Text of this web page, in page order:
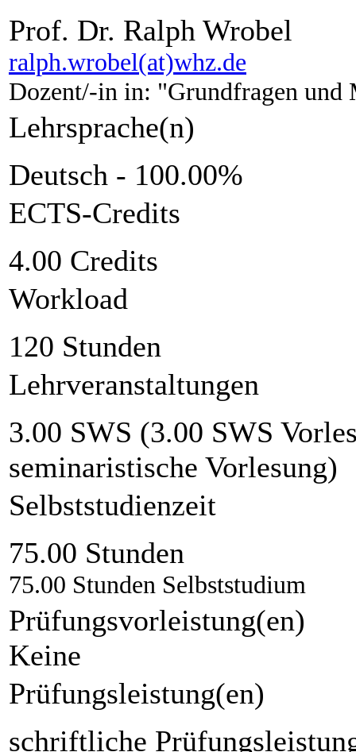
Prof. Dr. Ralph Wrobel
ralph.wrobel(at)whz.de
Dozent/-in in: "Grundfragen und
Lehrsprache(n)
Deutsch - 100.00%
ECTS-Credits
4.00 Credits
Workload
120 Stunden
Lehrveranstaltungen
3.00 SWS (3.00 SWS
seminaristische Vorlesung)
Selbststudienzeit
75.00 Stunden
75.00 Stunden Selbststudium
Prüfungsvorleistung(en)
Keine
Prüfungsleistung(en)
schriftliche